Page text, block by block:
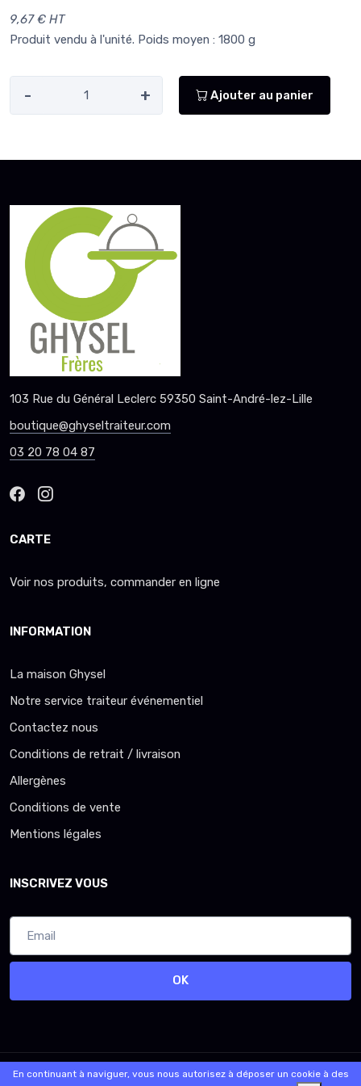
9,67 € HT
Produit vendu à l'unité. Poids moyen : 1800 g
- + Ajouter au panier
103 Rue du Général Leclerc 59350 Saint-André-lez-Lille
boutique@ghyseltraiteur.com
03 20 78 04 87
CARTE
Voir nos produits, commander en ligne
INFORMATION
La maison Ghysel
Notre service traiteur événementiel
Contactez nous
Conditions de retrait / livraison
Allergènes
Conditions de vente
Mentions légales
INSCRIVEZ VOUS
OK
© 2026 - LogicielSaasFood - Logiciel de gestion de commande sur
En continuant à naviguer, vous nous autorisez à déposer un cookie à des